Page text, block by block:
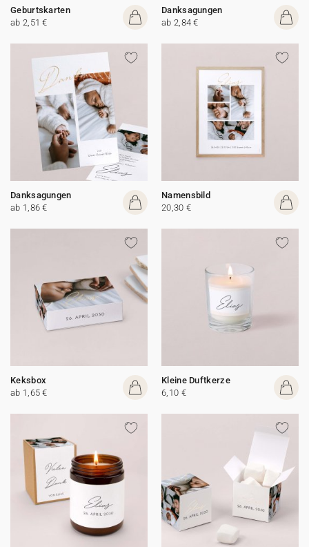
Geburtskarten
ab 2,51 €
Danksagungen
ab 2,84 €
Danksagungen
ab 1,86 €
Namensbild
20,30 €
Keksbox
ab 1,65 €
Kleine Duftkerze
6,10 €